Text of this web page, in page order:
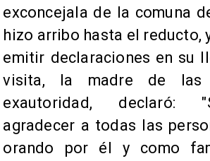
exconcejala de la comuna
hizo arribo hasta el reducto,
emitir declaraciones en su
visita, la madre de
exautoridad, declaró:
agradecer a todas las
orando por él y como